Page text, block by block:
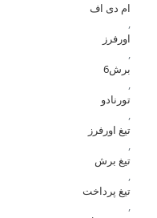
ام دی اف
,
اورفرز
,
برش6
,
تورنادو
,
تیغ اورفرز
,
تیغ برش
,
تیغ پرداخت
,